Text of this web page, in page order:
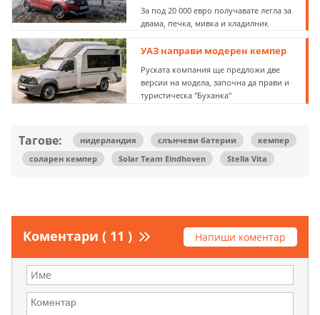
За под 20 000 евро получавате легла за
двама, печка, мивка и хладилник
УАЗ направи модерен кемпер
Руската компания ще предложи две
версии на модела, започна да прави и
туристическа "Буханка"
Тагове: нидерландия слънчеви батерии
кемпер
соларен кемпер
Solar Team Eindhoven Stella Vita
Коментари ( 11 ) Напиши коментар